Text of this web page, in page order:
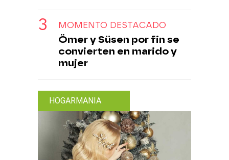
MOMENTO DESTACADO
Ömer y Süsen por fin se
convierten en marido y
mujer
HOGARMANIA